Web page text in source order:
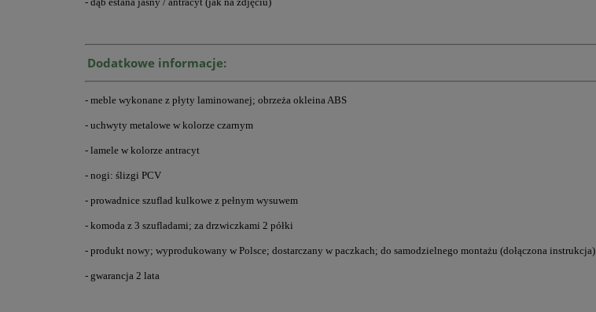
Dodatkowe informacje:
- meble wykonane z płyty laminowanej; obrzeża okleina ABS
- uchwyty metalowe w kolorze czarnym
- lamele w kolorze antracyt
- nogi: ślizgi PCV
- prowadnice szuflad kulkowe z pełnym wysuwem
- komoda z 3 szufladami; za drzwiczkami 2 półki
- produkt nowy; wyprodukowany w Polsce; dostarczany w paczkach; do samodzielnego montażu (dołączona instrukcja)
- gwarancja 2 lata